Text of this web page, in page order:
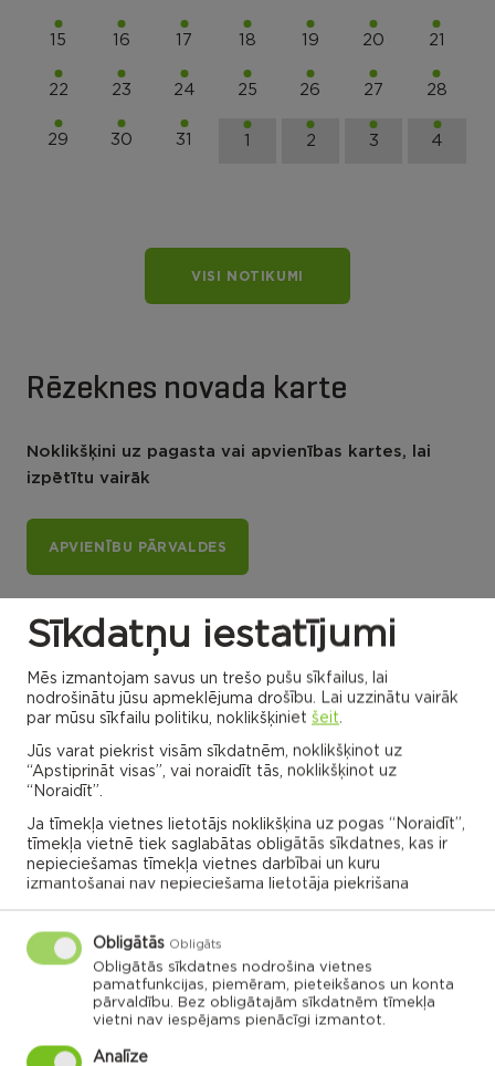
15 16 17 18 19 20 21
22 23 24 25 26 27 28
29 30 31 1 2 3 4
VISI NOTIKUMI
Rēzeknes novada karte
Noklikšķini uz pagasta vai apvienības kartes, lai
izpētītu vairāk
APVIENĪBU PĀRVALDES
Dricānu apvienības
pārvalde
Nautrēnu apvienības
pārvalde
Nagļu pagasts
Rikavas
pagasts
Kantinieku
pagasts
Gaigalavas
pagasts
Dricānu
pagasts
Nautrēnu
pagasts
Ilzeskalna
pagasts
pagasts
Lendžu
Bērzgales
Silmalas
pagasts
Ozolaines
pagasts
Čornajas
pagasts
Stoļerovas
pagasts
Sokolku
Viļānu pagasts
Dekšāres
pagasts
Viļāni
Sīkdatņu iestatījumi
Mēs izmantojam savus un trešo pušu sīkfailus, lai
nodrošinātu jūsu apmeklējuma drošību. Lai uzzinātu vairāk
par mūsu sīkfailu politiku, noklikšķiniet šeit.
Jūs varat piekrist visām sīkdatnēm, noklikšķinot uz
“Apstiprināt visas”, vai noraidīt tās, noklikšķinot uz
“Noraidīt”.
Ja tīmekļa vietnes lietotājs noklikšķina uz pogas “Noraidīt”,
tīmekļa vietnē tiek saglabātas obligātās sīkdatnes, kas ir
nepieciešamas tīmekļa vietnes darbībai un kuru
izmantošanai nav nepieciešama lietotāja piekrišana
Obligātās Obligāts
Obligātās sīkdatnes nodrošina vietnes
pamatfunkcijas, piemēram, pieteikšanos un konta
pārvaldību. Bez obligātajām sīkdatnēm tīmekļa
vietni nav iespējams pienācīgi izmantot.
Analīze